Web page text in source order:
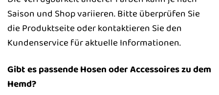
Saison und Shop variieren. Bitte überprüfen Sie
die Produktseite oder kontaktieren Sie den
Kundenservice für aktuelle Informationen.
Gibt es passende Hosen oder Accessoires zu dem
Hemd?